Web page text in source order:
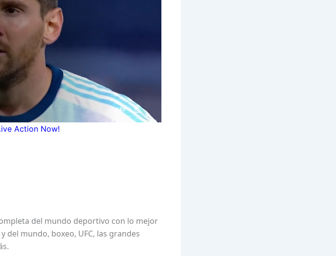
Action Now!
del mundo deportivo con lo mejor
del mundo, boxeo, UFC, las grandes